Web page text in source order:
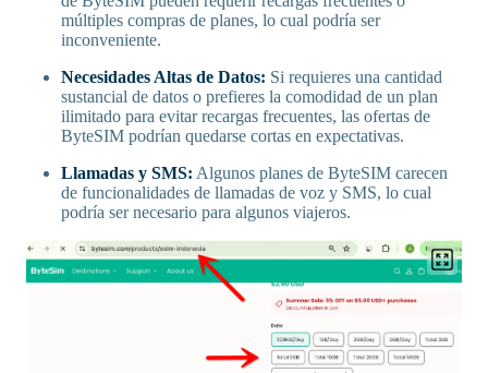
múltiples compras de planes, lo cual podría ser
inconveniente.
Necesidades Altas de Datos: Si requieres una cantidad
sustancial de datos o prefieres la comodidad de un plan
ilimitado para evitar recargas frecuentes, las ofertas de
ByteSIM podrían quedarse cortas en expectativas.
Llamadas y SMS: Algunos planes de ByteSIM carecen
de funcionalidades de llamadas de voz y SMS, lo cual
podría ser necesario para algunos viajeros.